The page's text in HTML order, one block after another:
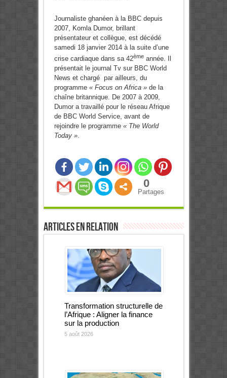
Journaliste ghanéen à la BBC depuis
2007, Komla Dumor, brillant
présentateur et collègue, est décédé
samedi 18 janvier 2014 à la suite d’une
crise cardiaque dans sa 42èmeannée. Il
présentait le journal Tv sur BBC World
News et chargé par ailleurs, du
programme « Focus on Africa »de la
chaîne britannique. De 2007 à 2009,
Dumor a travaillé pour le réseau Afrique
de BBC World Service, avant de
rejoindre le programme « The World
Today ».
0
Partages
Articles en relation
Transformation structurelle de
l’Afrique : Aligner la finance
sur la production
5 août 2026